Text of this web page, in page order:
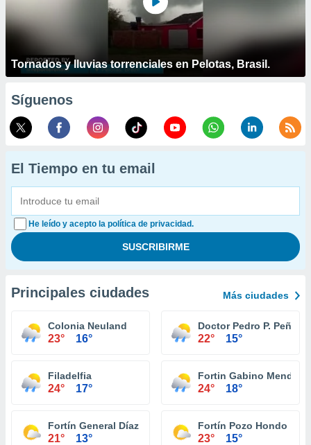
Tornados y lluvias torrenciales en Pelotas, Brasil.
Síguenos
El Tiempo en tu email
He leído y acepto la política de privacidad.
Principales ciudades Más ciudades
Colonia Neuland
23° 16°
Doctor Pedro P. Peña
22° 15°
Filadelfia
24° 17°
Fortin Gabino Mendoza
24° 18°
Fortín General Díaz
21° 13°
Fortín Pozo Hondo
23° 15°